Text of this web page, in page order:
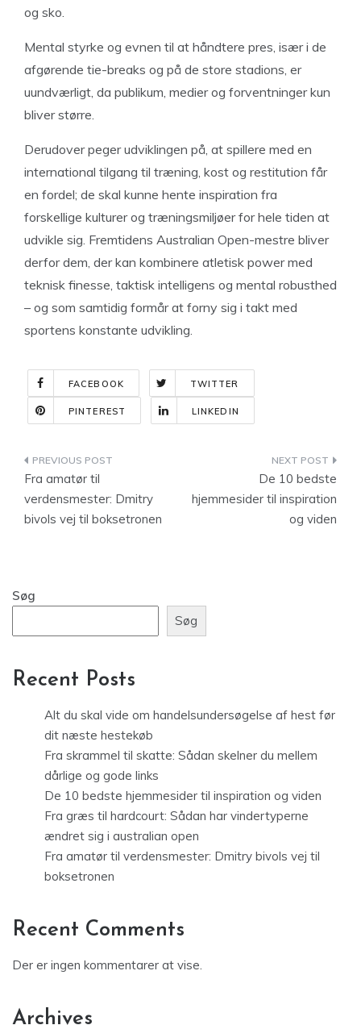
og sko.
Mental styrke og evnen til at håndtere pres, især i de
afgørende tie-breaks og på de store stadions, er
uundværligt, da publikum, medier og forventninger kun
bliver større.
Derudover peger udviklingen på, at spillere med en
international tilgang til træning, kost og restitution får
en fordel; de skal kunne hente inspiration fra
forskellige kulturer og træningsmiljøer for hele tiden at
udvikle sig. Fremtidens Australian Open-mestre bliver
derfor dem, der kan kombinere atletisk power med
teknisk finesse, taktisk intelligens og mental robusthed
– og som samtidig formår at forny sig i takt med
sportens konstante udvikling.
FACEBOOK TWITTER
PINTEREST LINKEDIN
Indlægsnavigation
Fra amatør til
verdensmester: Dmitry
bivols vej til boksetronen
De 10 bedste
hjemmesider til inspiration
og viden
Søg
Søg
Recent Posts
Alt du skal vide om handelsundersøgelse af hest før
dit næste hestekøb
Fra skrammel til skatte: Sådan skelner du mellem
dårlige og gode links
De 10 bedste hjemmesider til inspiration og viden
Fra græs til hardcourt: Sådan har vindertyperne
ændret sig i australian open
Fra amatør til verdensmester: Dmitry bivols vej til
boksetronen
Recent Comments
Der er ingen kommentarer at vise.
Archives